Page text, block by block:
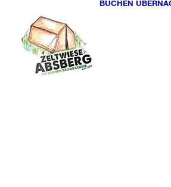
BUCHEN